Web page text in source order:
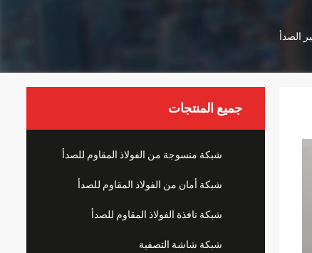
جميع المنتجات
شبكة منسوجة من الفولاذ المقاوم للصدأ
شبكة أمان من الفولاذ المقاوم للصدأ
شبكة نافذة الفولاذ المقاوم للصدأ
شبكة شاشة التصفية